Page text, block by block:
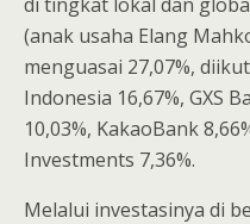
(anak usaha Elang
menguasai 27,07%,
Indonesia 16,67%, GXS
10,03%, KakaoBank
Investments 7,36%.
Melalui investasinya di